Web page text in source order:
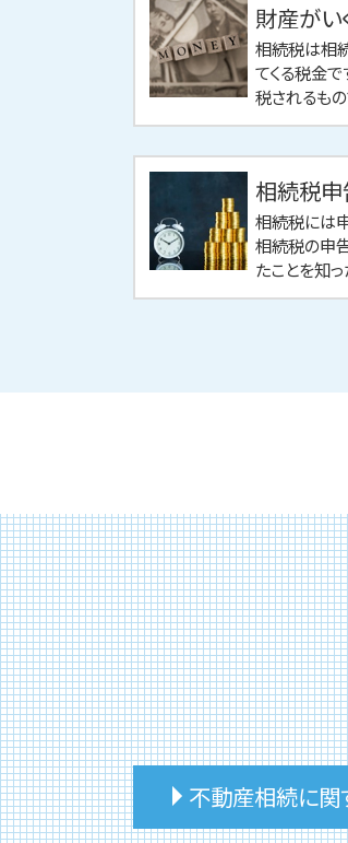
財産がい
相続税は相
てくる税金
税されるも
相続税
相続税には
相続税の申
たことを知
不動産相続に関